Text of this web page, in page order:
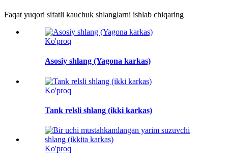
Faqat yuqori sifatli kauchuk shlanglarni ishlab chiqaring
Ko'proq
Asosiy shlang (Yagona karkas)
Ko'proq
Tank relsli shlang (ikki karkas)
Ko'proq